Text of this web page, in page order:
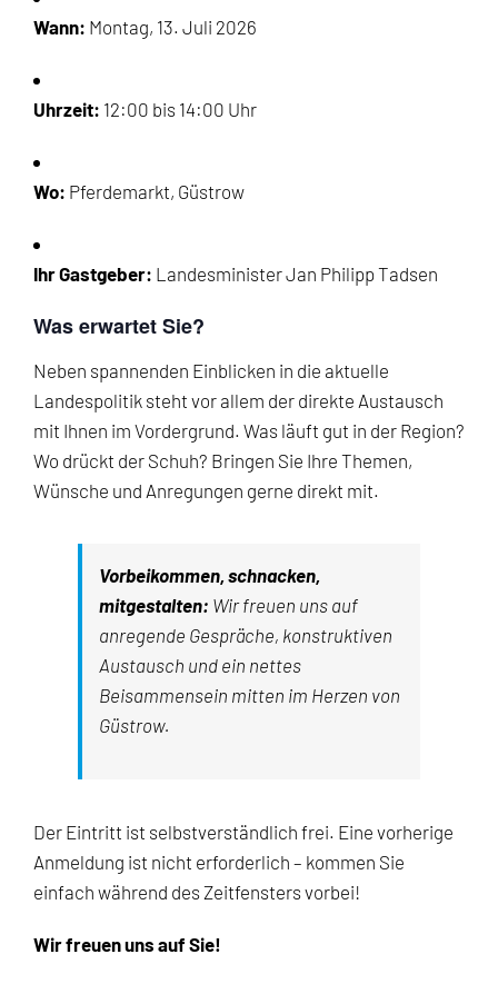
Wann: Montag, 13. Juli 2026
Uhrzeit: 12:00 bis 14:00 Uhr
Wo: Pferdemarkt, Güstrow
Ihr Gastgeber: Landesminister Jan Philipp Tadsen
Was erwartet Sie?
Neben spannenden Einblicken in die aktuelle
Landespolitik steht vor allem der direkte Austausch
mit Ihnen im Vordergrund. Was läuft gut in der Region?
Wo drückt der Schuh? Bringen Sie Ihre Themen,
Wünsche und Anregungen gerne direkt mit.
Vorbeikommen, schnacken,
mitgestalten: Wir freuen uns auf
anregende Gespräche, konstruktiven
Austausch und ein nettes
Beisammensein mitten im Herzen von
Güstrow.
Der Eintritt ist selbstverständlich frei. Eine vorherige
Anmeldung ist nicht erforderlich – kommen Sie
einfach während des Zeitfensters vorbei!
Wir freuen uns auf Sie!